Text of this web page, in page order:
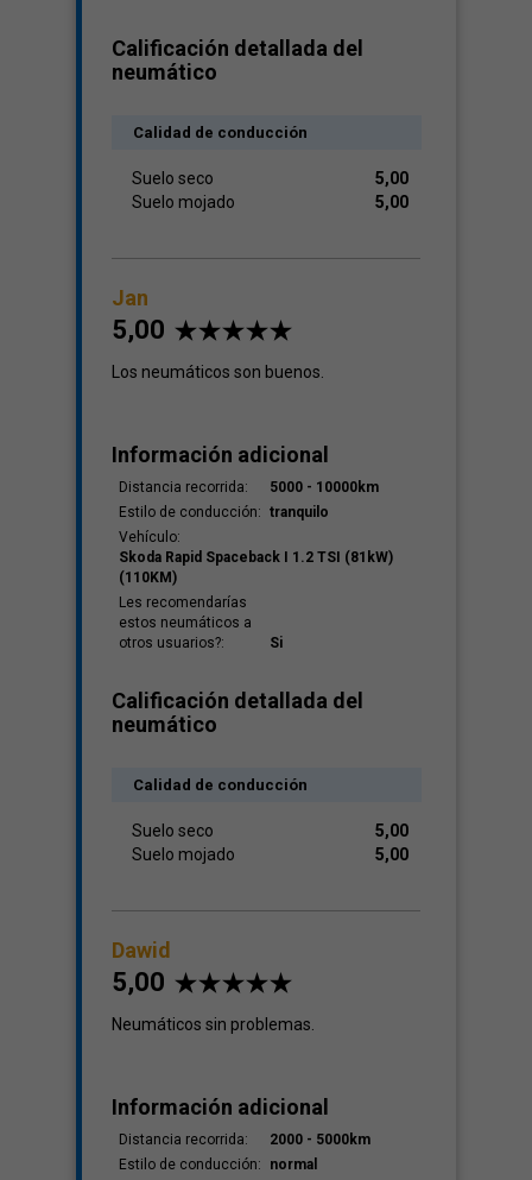
Calificación detallada del
neumático
Calidad de conducción
Suelo seco
5,00
Suelo mojado
5,00
Jan
5,00
Los neumáticos son buenos.
Información adicional
Distancia recorrida:
5000 - 10000km
Estilo de conducción: tranquilo
Vehículo:
Skoda Rapid Spaceback I 1.2 TSI (81kW)
(110KM)
Les recomendarías
estos neumáticos a
otros usuarios?:
Si
Calificación detallada del
neumático
Calidad de conducción
Suelo seco
5,00
Suelo mojado
5,00
Dawid
5,00
Neumáticos sin problemas.
Información adicional
Distancia recorrida:
2000 - 5000km
Estilo de conducción:
normal